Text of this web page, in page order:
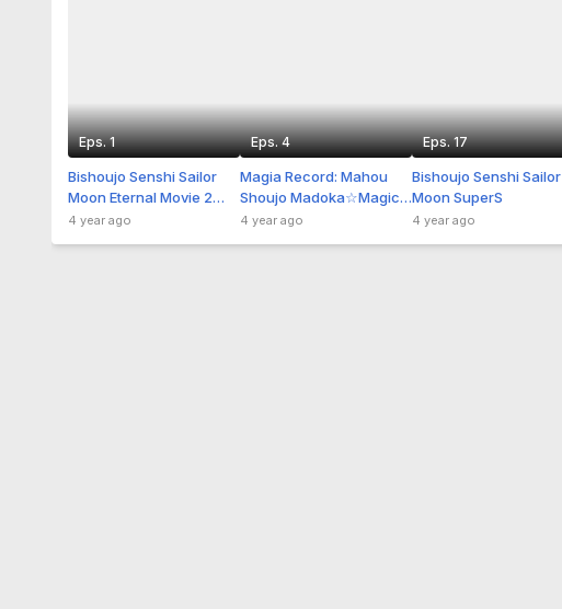
Eps. 1
Bishoujo Senshi Sailor
Moon Eternal Movie 2
Sub Indo
4 year ago
Eps. 4
Magia Record: Mahou
Shoujo Madoka☆Magica
Gaiden (TV) Final Season
4 year ago
Eps. 17
Bishoujo Senshi Sailor
Moon SuperS
4 year ago